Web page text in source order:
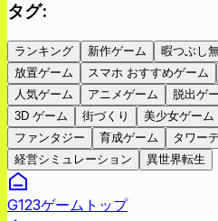
タグ:
ランキング 新作ゲーム 暇つぶし
放置ゲーム
スマホ おすすめゲーム
人気ゲーム
アニメゲーム 脱出ゲ
3D ゲーム
街づくり 美少女ゲーム
ファンタジー
育成ゲーム
タワー
経営シミュレーション
異世界転生
G123ゲームトップ